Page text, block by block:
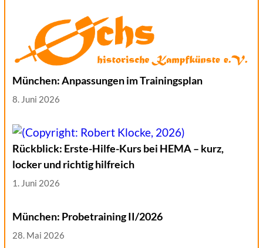
München: Anpassungen im Trainingsplan
8. Juni 2026
Rückblick: Erste-Hilfe-Kurs bei HEMA – kurz,
locker und richtig hilfreich
1. Juni 2026
München: Probetraining II/2026
28. Mai 2026